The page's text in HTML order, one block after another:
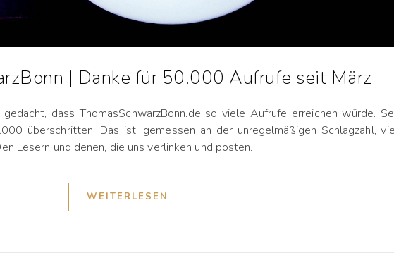
| Danke für 50.000 Aufrufe seit März
dass ThomasSchwarzBonn.de so viele Aufrufe erreichen würde.
überschritten. Das ist, gemessen an der unregelmäßigen Schlagzahl,
Lesern und denen, die uns verlinken und posten.
WEITERLESEN